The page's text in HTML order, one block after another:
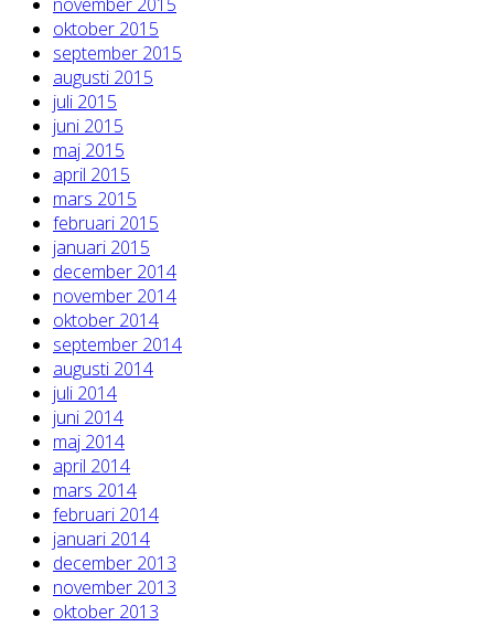
oktober 2015
september 2015
augusti 2015
juli 2015
juni 2015
maj 2015
april 2015
mars 2015
februari 2015
januari 2015
december 2014
november 2014
oktober 2014
september 2014
augusti 2014
juli 2014
juni 2014
maj 2014
april 2014
mars 2014
februari 2014
januari 2014
december 2013
november 2013
oktober 2013